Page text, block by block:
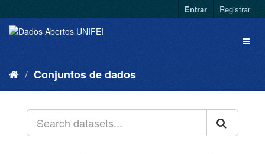
Entrar Registrar
Conjuntos de dados